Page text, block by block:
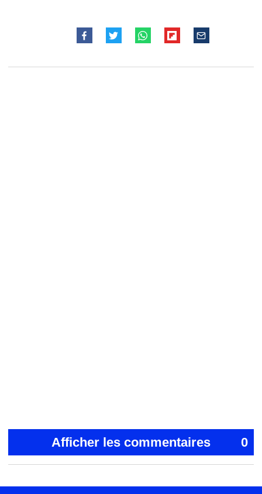
Afficher les commentaires 0